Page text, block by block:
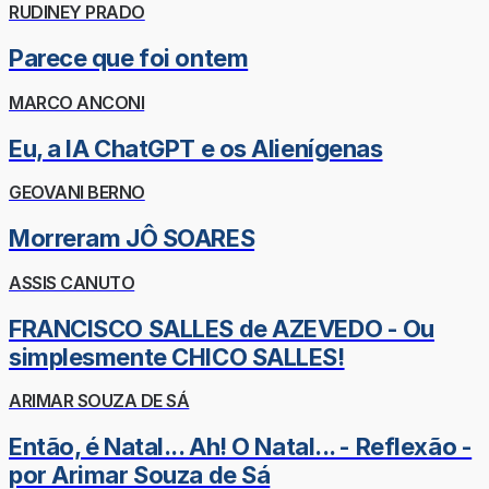
RUDINEY PRADO
Parece que foi ontem
MARCO ANCONI
Eu, a IA ChatGPT e os Alienígenas
GEOVANI BERNO
Morreram JÔ SOARES
ASSIS CANUTO
FRANCISCO SALLES de AZEVEDO - Ou
simplesmente CHICO SALLES!
ARIMAR SOUZA DE SÁ
Então, é Natal... Ah! O Natal... - Reflexão -
por Arimar Souza de Sá